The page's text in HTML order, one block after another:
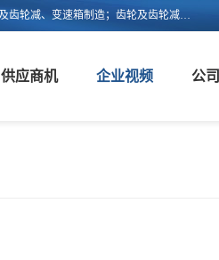
浙江新诚减速机科技有限公司成立于2006年，注册地位于浙江省平阳县。经营范围包括：机械设备研发；齿轮及齿轮减、变速箱制造；齿轮及齿轮减、变速箱销售；轴承、齿轮和传动部件制造；轴承、齿轮和传动部件销售；货物进出口；技术进出口等。
供应商机 企业视频 公